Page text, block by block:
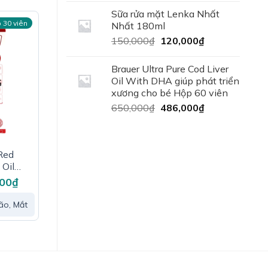
40,000₫.là:
Sữa rửa mặt Lenka Nhất
Nhất 180ml
150,000₫ Giá
là:
150,000₫.
120,000₫Giá
tại
là:
120,000₫.
Brauer Ultra Pure Cod Liver
Oil With DHA giúp phát triển
xương cho bé Hộp 60 viên
650,000₫ Giá
486,000₫Giá
30 viên
Oil
Hệ
₫Giá
là:
Mắt